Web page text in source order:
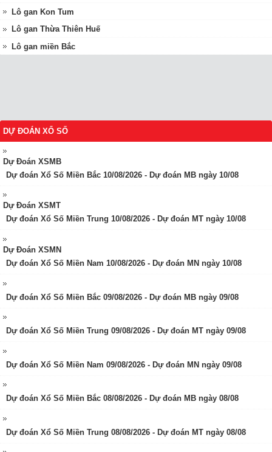
Lô gan Kon Tum
Lô gan Thừa Thiên Huế
Lô gan miền Bắc
DỰ ĐOÁN XỔ SỐ
Dự Đoán XSMB
Dự đoán Xổ Số Miền Bắc 10/08/2026 - Dự đoán MB ngày 10/08
Dự Đoán XSMT
Dự đoán Xổ Số Miền Trung 10/08/2026 - Dự đoán MT ngày 10/08
Dự Đoán XSMN
Dự đoán Xổ Số Miền Nam 10/08/2026 - Dự đoán MN ngày 10/08
Dự đoán Xổ Số Miền Bắc 09/08/2026 - Dự đoán MB ngày 09/08
Dự đoán Xổ Số Miền Trung 09/08/2026 - Dự đoán MT ngày 09/08
Dự đoán Xổ Số Miền Nam 09/08/2026 - Dự đoán MN ngày 09/08
Dự đoán Xổ Số Miền Bắc 08/08/2026 - Dự đoán MB ngày 08/08
Dự đoán Xổ Số Miền Trung 08/08/2026 - Dự đoán MT ngày 08/08